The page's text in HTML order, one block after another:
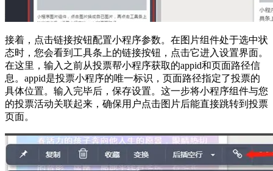
接着，点击链接按钮配置小程序参数。在图片组件处于选中状
态时，您会看到工具条上的链接按钮，点击它进入设置界面。
在这里，输入之前从投票帮小程序获取的appid和页面路径信
息。appid是投票小程序的唯一标识，页面路径指定了投票的
具体位置。输入完毕后，保存设置。这一步将小程序组件与您
的投票活动关联起来，确保用户点击图片后能直接跳转到投票
页面。